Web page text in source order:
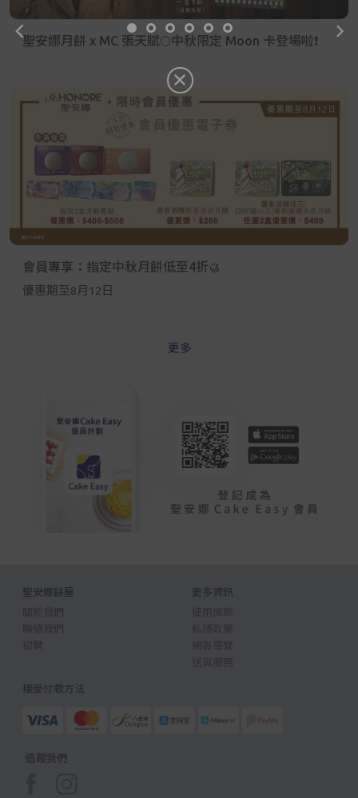
聖安娜月餅 x MC 張天賦🌕中秋限定 Moon 卡登場啦❗
會員專享：指定中秋月餅低至4折🥮
優惠期至8月12日
更多
聖安娜餅屋
更多資訊
接受付款方法
追蹤我們